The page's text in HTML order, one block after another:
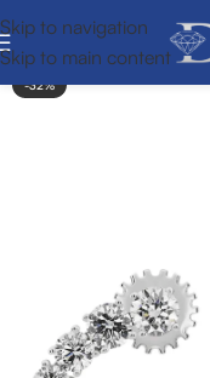
Skip to navigation
Skip to main content
-32%